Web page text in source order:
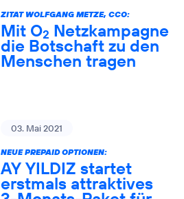
ZITAT WOLFGANG METZE, CCO:
Mit O2 Netzkampagne
die Botschaft zu den
Menschen tragen
03. Mai 2021
NEUE PREPAID OPTIONEN:
AY YILDIZ startet
erstmals attraktives